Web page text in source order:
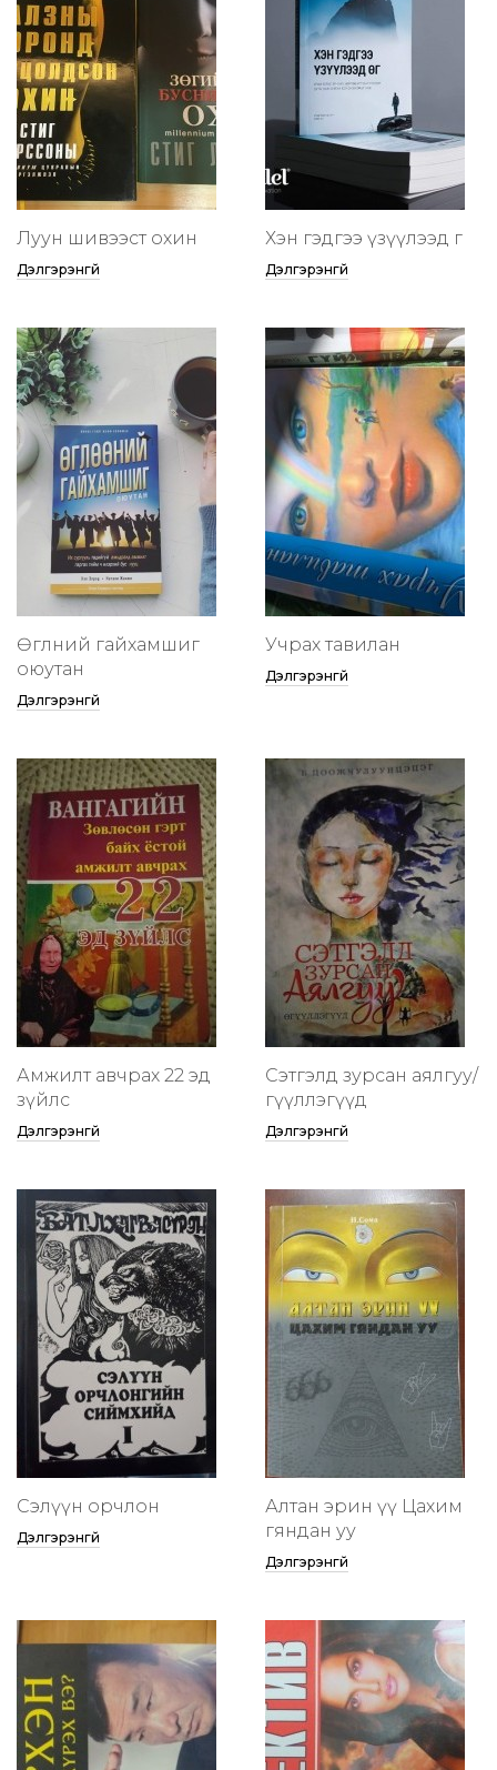
Луун шивээст охин
Дэлгэрэнгүй
Хэн гэдгээ үзүүлээд өг
Дэлгэрэнгүй
Өглөөний гайхамшиг
оюутан
Дэлгэрэнгүй
Учрах тавилан
Дэлгэрэнгүй
Амжилт авчрах 22 эд
зүйлс
Дэлгэрэнгүй
Сэтгэлд зурсан аялгуу/
өгүүллэгүүд
Дэлгэрэнгүй
Сэлүүн орчлон
Дэлгэрэнгүй
Алтан эрин үү Цахим
гяндан уу
Дэлгэрэнгүй